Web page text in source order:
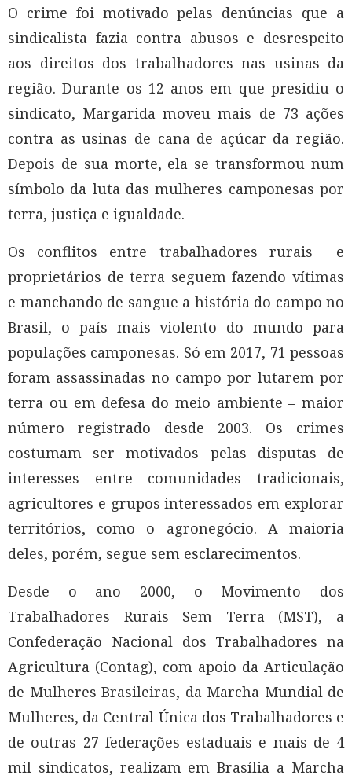
O crime foi motivado pelas denúncias que a
sindicalista fazia contra abusos e desrespeito
aos direitos dos trabalhadores nas usinas da
região. Durante os 12 anos em que presidiu o
sindicato, Margarida moveu mais de 73 ações
contra as usinas de cana de açúcar da região.
Depois de sua morte, ela se transformou num
símbolo da luta das mulheres camponesas por
terra, justiça e igualdade.
Os conflitos entre trabalhadores rurais e
proprietários de terra seguem fazendo vítimas
e manchando de sangue a história do campo no
Brasil, o país mais violento do mundo para
populações camponesas. Só em 2017, 71 pessoas
foram assassinadas no campo por lutarem por
terra ou em defesa do meio ambiente – maior
número registrado desde 2003. Os crimes
costumam ser motivados pelas disputas de
interesses entre comunidades tradicionais,
agricultores e grupos interessados em explorar
territórios, como o agronegócio. A maioria
deles, porém, segue sem esclarecimentos.
Desde o ano 2000, o Movimento dos
Trabalhadores Rurais Sem Terra (MST), a
Confederação Nacional dos Trabalhadores na
Agricultura (Contag), com apoio da Articulação
de Mulheres Brasileiras, da Marcha Mundial de
Mulheres, da Central Única dos Trabalhadores e
de outras 27 federações estaduais e mais de 4
mil sindicatos, realizam em Brasília a Marcha